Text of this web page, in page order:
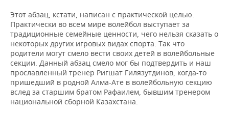
Этот абзац, кстати, написан с практической целью.
Практически во всем мире волейбол выступает за
традиционные семейные ценности, чего нельзя сказать о
некоторых других игровых видах спорта. Так что
родители могут смело вести своих детей в волейбольные
секции. Данный абзац смело мог бы подтвердить и наш
прославленный тренер Ригшат Гилязутдинов, когда-то
пришедший в родной Алма-Ате в волейбольную секцию
вслед за старшим братом Рафаилем, бывшим тренером
национальной сборной Казахстана.